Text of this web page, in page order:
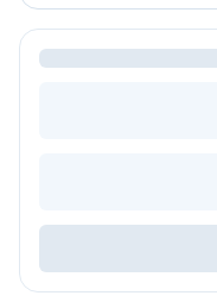
Ceai
Bacanie
Despre noi
Livrare